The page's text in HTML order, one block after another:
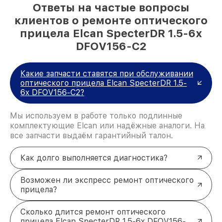
Ответы на частые вопросы
клиентов о ремонте оптического
прицела Elcan SpecterDR 1.5-6x
DFOV156-C2
Какие запчасти ставятся при обслуживании
оптического прицела Elcan SpecterDR 1.5-
6x DFOV156-C2?
Мы используем в работе только подлинные
комплектующие Elcan или надёжные аналоги. На
все запчасти выдаём гарантийный талон.
Как долго выполняется диагностика?
Возможен ли экспресс ремонт оптического
прицела?
Сколько длится ремонт оптического